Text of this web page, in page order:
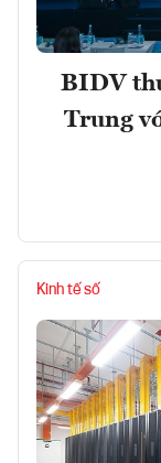
BIDV
Trung
Kinh tế số